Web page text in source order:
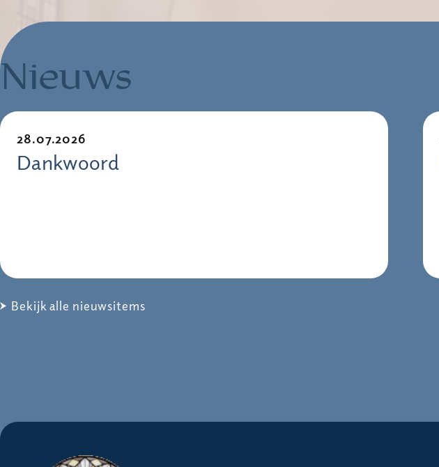
Nieuws
28.07.2026
Dankwoord
Bekijk alle nieuwsitems